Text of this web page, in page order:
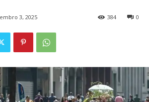
3, 2025 0
384